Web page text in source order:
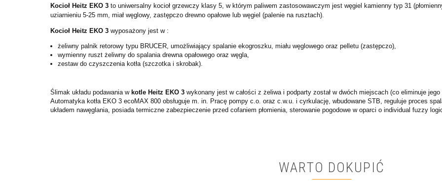
Kocioł Heitz EKO 3 to uniwersalny kocioł grzewczy klasy 5, w którym paliwem zastosowawczym jest węgiel kamienny typ 31
uziarnieniu 5-25 mm, miał węglowy, zastępczo drewno opałowe lub węgiel (palenie na rusztach).
Kocioł Heitz EKO 3 wyposażony jest w :
żeliwny palnik retorowy typu BRUCER, umożliwiający spalanie ekogroszku, miału węglowego oraz pelletu (zastępczo),
wymienny ruszt żeliwny do spalania drewna opałowego oraz węgla,
zestaw do czyszczenia kotła (szczotka i skrobak).
Ślimak układu podawania w kotle Heitz EKO 3 wykonany jest w całości z żeliwa i podparty został w dwóch miejscach (co eliminuje
Automatyka kotła EKO 3 ecoMAX 800 obsługuje m. in. Pracę pompy c.o. oraz c.w.u. i cyrkulację, wbudowane STB, reguluje proces
układem nawęglania, posiada termiczne zabezpieczenie przed cofaniem płomienia, sterowanie pogodowe w oparci o individual fuzzy
WARTO DOKUPIĆ